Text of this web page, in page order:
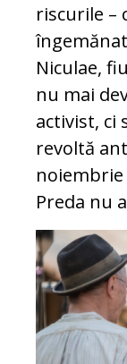
riscurile –
Niculae,
nu mai
activist, ci
revoltă
noiembrie
Preda nu